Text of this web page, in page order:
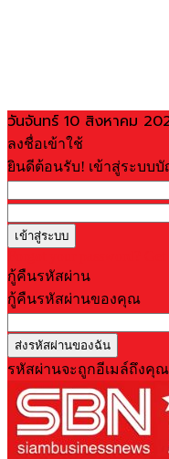
วันจันทร์ 10 สิงหาคม
ลงชื่อเข้าใช้
ยินดีต้อนรับ! เข้าสู่ระบบ
กู้คืนรหัสผ่าน
กู้คืนรหัสผ่านของคุณ
รหัสผ่านจะถูกอีเมล์ถึงคุณ